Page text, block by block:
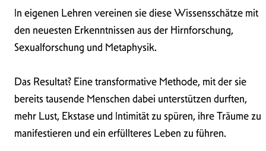
In eigenen Lehren vereinen sie diese Wissensschätze mit
den neuesten Erkenntnissen aus der Hirnforschung,
Sexualforschung und Metaphysik.
Das Resultat? Eine transformative Methode, mit der sie
bereits tausende Menschen dabei unterstützen durften,
mehr Lust, Ekstase und Intimität zu spüren, ihre Träume zu
manifestieren und ein erfüllteres Leben zu führen.